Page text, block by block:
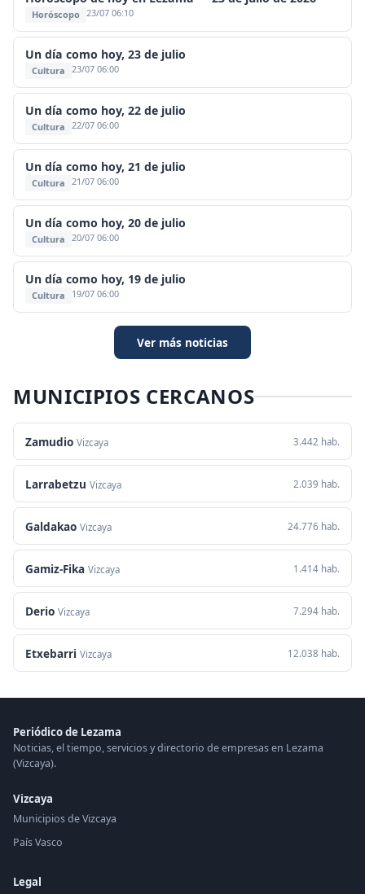
Horóscopo 23/07 06:10
Un día como hoy, 23 de julio
Cultura 23/07 06:00
Un día como hoy, 22 de julio
Cultura 22/07 06:00
Un día como hoy, 21 de julio
Cultura 21/07 06:00
Un día como hoy, 20 de julio
Cultura 20/07 06:00
Un día como hoy, 19 de julio
Cultura 19/07 06:00
Ver más noticias
MUNICIPIOS CERCANOS
Zamudio Vizcaya 3.442 hab.
Larrabetzu Vizcaya 2.039 hab.
Galdakao Vizcaya 24.776 hab.
Gamiz-Fika Vizcaya 1.414 hab.
Derio Vizcaya 7.294 hab.
Etxebarri Vizcaya 12.038 hab.
Periódico de Lezama
Noticias, el tiempo, servicios y directorio de empresas en Lezama
(Vizcaya).
Vizcaya
Municipios de Vizcaya
País Vasco
Legal